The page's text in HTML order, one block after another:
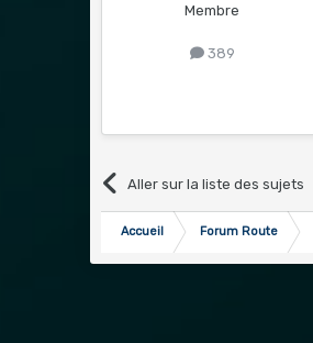
Membre
389
Aller sur la liste des sujets
Accueil Forum Route